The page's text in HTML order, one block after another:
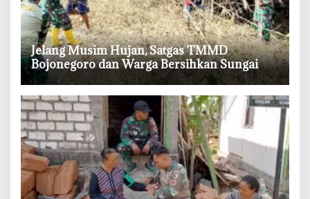
‎Jelang Musim Hujan, Satgas TMMD
Bojonegoro dan Warga Bersihkan Sungai